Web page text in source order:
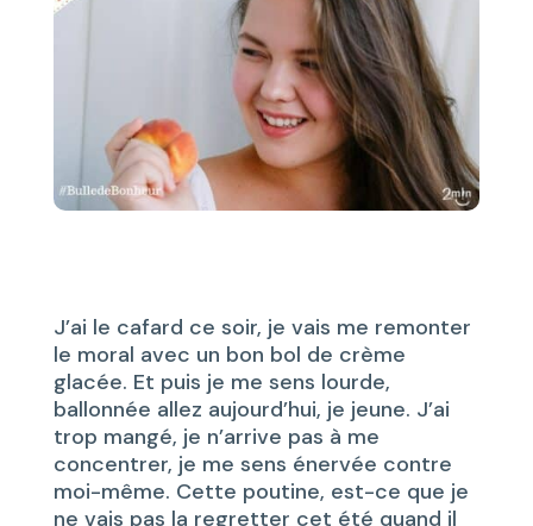
J’ai le cafard ce soir, je vais me remonter
le moral avec un bon bol de crème
glacée. Et puis je me sens lourde,
ballonnée allez aujourd’hui, je jeune. J’ai
trop mangé, je n’arrive pas à me
concentrer, je me sens énervée contre
moi-même. Cette poutine, est-ce que je
ne vais pas la regretter cet été quand il